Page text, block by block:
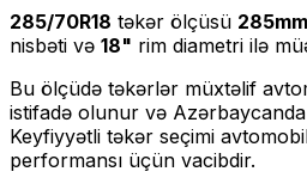
285/70R18 təkər ölçüsü 285mm
nisbəti və 18" rim diametri ilə
Bu ölçüdə təkərlər müxtəlif
istifadə olunur və Azərbaycanda
Keyfiyyətli təkər seçimi
performansı üçün vacibdir.